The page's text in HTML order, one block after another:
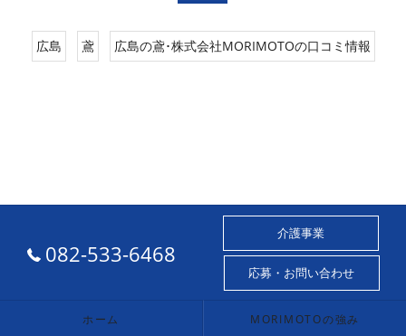
広島 鳶 広島の鳶･株式会社MORIMOTOの口コミ情報
082-533-6468
介護事業
応募・お問い合わせ
ホーム MORIMOTOの強み